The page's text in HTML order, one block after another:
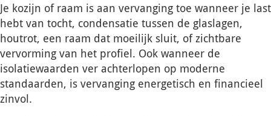
Je kozijn of raam is aan vervanging toe wanneer je last
hebt van tocht, condensatie tussen de glaslagen,
houtrot, een raam dat moeilijk sluit, of zichtbare
vervorming van het profiel. Ook wanneer de
isolatiewaarden ver achterlopen op moderne
standaarden, is vervanging energetisch en financieel
zinvol.